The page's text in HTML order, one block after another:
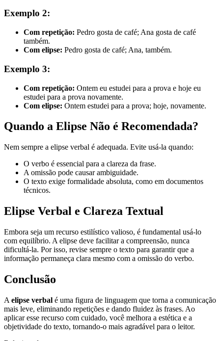
Exemplo 2:
Com repetição: Pedro gosta de café; Ana gosta de café
também.
Com elipse: Pedro gosta de café; Ana, também.
Exemplo 3:
Com repetição: Ontem eu estudei para a prova e hoje eu
estudei para a prova novamente.
Com elipse: Ontem estudei para a prova; hoje, novamente.
Quando a Elipse Não é Recomendada?
Nem sempre a elipse verbal é adequada. Evite usá-la quando:
O verbo é essencial para a clareza da frase.
A omissão pode causar ambiguidade.
O texto exige formalidade absoluta, como em documentos
técnicos.
Elipse Verbal e Clareza Textual
Embora seja um recurso estilístico valioso, é fundamental usá-lo
com equilíbrio. A elipse deve facilitar a compreensão, nunca
dificultá-la. Por isso, revise sempre o texto para garantir que a
informação permaneça clara mesmo com a omissão do verbo.
Conclusão
A elipse verbal é uma figura de linguagem que torna a comunicação
mais leve, eliminando repetições e dando fluidez às frases. Ao
aplicar esse recurso com cuidado, você melhora a estética e a
objetividade do texto, tornando-o mais agradável para o leitor.